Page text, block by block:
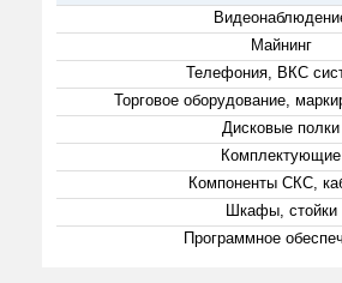
Майнинг
Телефония, ВКС
Торговое оборудование,
Дисковые полки
Комплектующие
Компоненты СКС,
Шкафы, стойки
Программное